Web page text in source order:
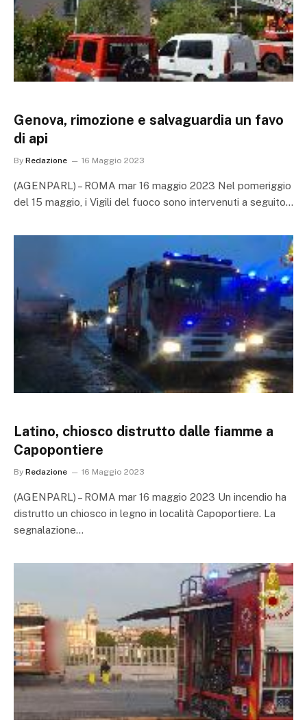
Genova, rimozione e salvaguardia un favo
di api
By Redazione 16 Maggio 2023
(AGENPARL) – ROMA mar 16 maggio 2023 Nel pomeriggio
del 15 maggio, i Vigili del fuoco sono intervenuti a seguito…
Latino, chiosco distrutto dalle fiamme a
Capopontiere
By Redazione 16 Maggio 2023
(AGENPARL) – ROMA mar 16 maggio 2023 Un incendio ha
distrutto un chiosco in legno in località Capoportiere. La
segnalazione…